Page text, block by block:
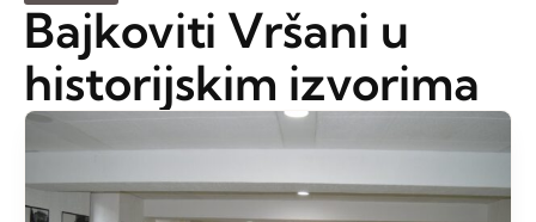
Bajkoviti Vršani u
historijskim izvorima